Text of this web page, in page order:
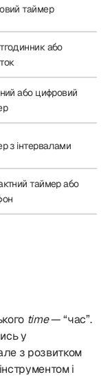
таймер
або
або цифровий
з інтервалами
таймер або
time— “час”.
у
з розвитком
і